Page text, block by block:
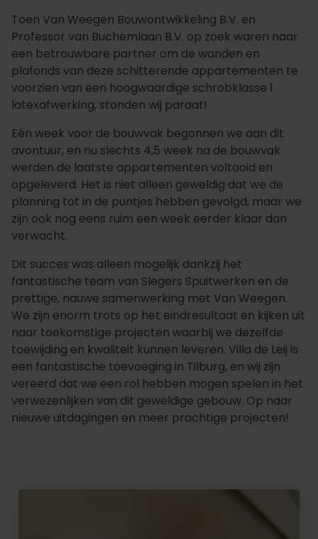
Toen Van Weegen Bouwontwikkeling B.V. en
Professor van Buchemlaan B.V. op zoek waren naar
een betrouwbare partner om de wanden en
plafonds van deze schitterende appartementen te
voorzien van een hoogwaardige schrobklasse 1
latexafwerking, stonden wij paraat!
Eén week voor de bouwvak begonnen we aan dit
avontuur, en nu slechts 4,5 week na de bouwvak
werden de laatste appartementen voltooid en
opgeleverd. Het is niet alleen geweldig dat we de
planning tot in de puntjes hebben gevolgd, maar we
zijn ook nog eens ruim een week eerder klaar dan
verwacht.
Dit succes was alleen mogelijk dankzij het
fantastische team van Slegers Spuitwerken en de
prettige, nauwe samenwerking met Van Weegen.
We zijn enorm trots op het eindresultaat en kijken uit
naar toekomstige projecten waarbij we dezelfde
toewijding en kwaliteit kunnen leveren. Villa de Leij is
een fantastische toevoeging in Tilburg, en wij zijn
vereerd dat we een rol hebben mogen spelen in het
verwezenlijken van dit geweldige gebouw. Op naar
nieuwe uitdagingen en meer prachtige projecten!